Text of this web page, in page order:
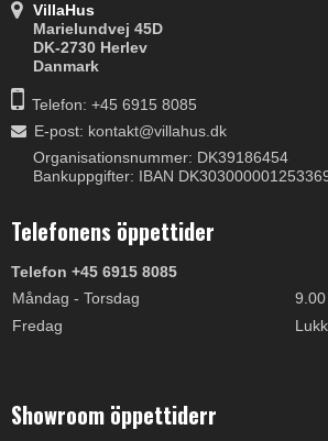
VillaHus
Marielundvej 45D
DK-2730 Herlev
Danmark
Telefon: +45 6915 8085
E-post: kontakt@villahus.dk
Organisationsnummer: DK39186454
Bankuppgifter: IBAN
Telefonens öppettider
Telefon +45 6915 8085
Måndag - Torsdag
Fredag
Showroom öppettiderr